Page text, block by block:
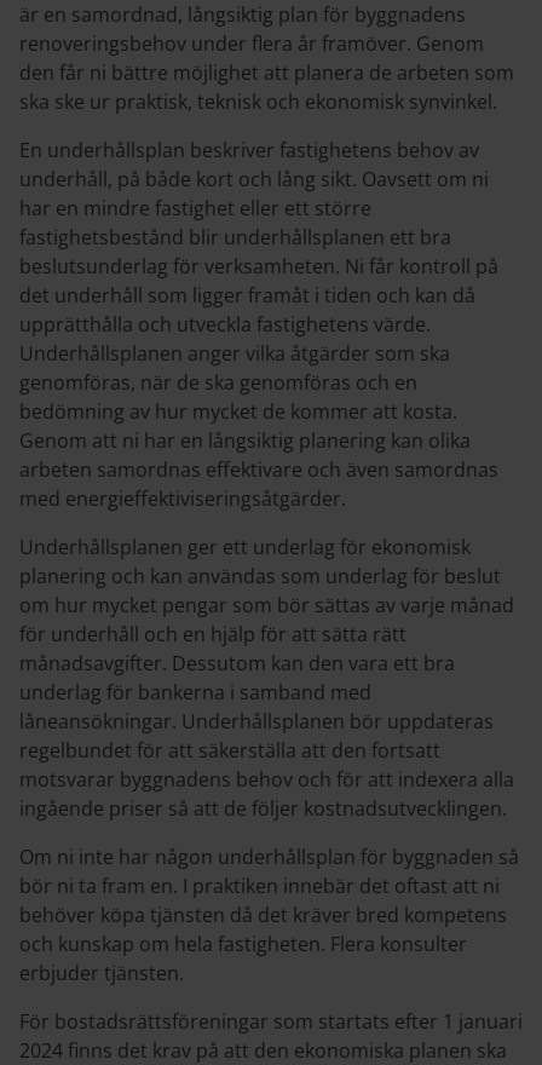
är en samordnad, långsiktig plan för byggnadens
renoveringsbehov under flera år framöver. Genom
den får ni bättre möjlighet att planera de arbeten som
ska ske ur praktisk, teknisk och ekonomisk synvinkel.
En underhållsplan beskriver fastighetens behov av
underhåll, på både kort och lång sikt. Oavsett om ni
har en mindre fastighet eller ett större
fastighetsbestånd blir underhållsplanen ett bra
beslutsunderlag för verksamheten. Ni får kontroll på
det underhåll som ligger framåt i tiden och kan då
upprätthålla och utveckla fastighetens värde.
Underhållsplanen anger vilka åtgärder som ska
genomföras, när de ska genomföras och en
bedömning av hur mycket de kommer att kosta.
Genom att ni har en långsiktig planering kan olika
arbeten samordnas effektivare och även samordnas
med energieffektiviseringsåtgärder.
Underhållsplanen ger ett underlag för ekonomisk
planering och kan användas som underlag för beslut
om hur mycket pengar som bör sättas av varje månad
för underhåll och en hjälp för att sätta rätt
månadsavgifter. Dessutom kan den vara ett bra
underlag för bankerna i samband med
låneansökningar. Underhållsplanen bör uppdateras
regelbundet för att säkerställa att den fortsatt
motsvarar byggnadens behov och för att indexera alla
ingående priser så att de följer kostnadsutvecklingen.
Om ni inte har någon underhållsplan för byggnaden så
bör ni ta fram en. I praktiken innebär det oftast att ni
behöver köpa tjänsten då det kräver bred kompetens
och kunskap om hela fastigheten. Flera konsulter
erbjuder tjänsten.
För bostadsrättsföreningar som startats efter 1 januari
2024 finns det krav på att den ekonomiska planen ska